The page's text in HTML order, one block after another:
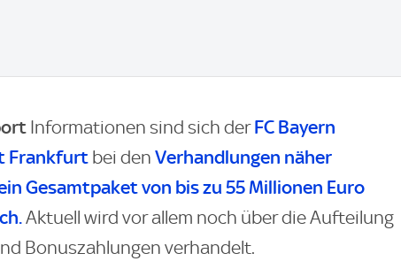
Informationen sind sich derFC Bayern
Frankfurt bei den Verhandlungen näher
Gesamtpaket von bis zu 55 Millionen Euro
Aktuell wird vor allem noch über die Aufteilung
Bonuszahlungen verhandelt.